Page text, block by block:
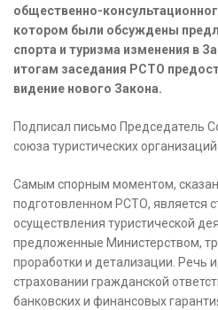
общественно-
котором были обсуждены
спорта и туризма изменения в
итогам заседания РСТО
видение нового Закона.
Подписал письмо Председатель
союза туристических
Самым спорным моментом,
подготовленном РСТО, является
осуществления туристической
предложенные Министерством,
проработки и детализации. Речь
страховании гражданской
банковских и финансовых